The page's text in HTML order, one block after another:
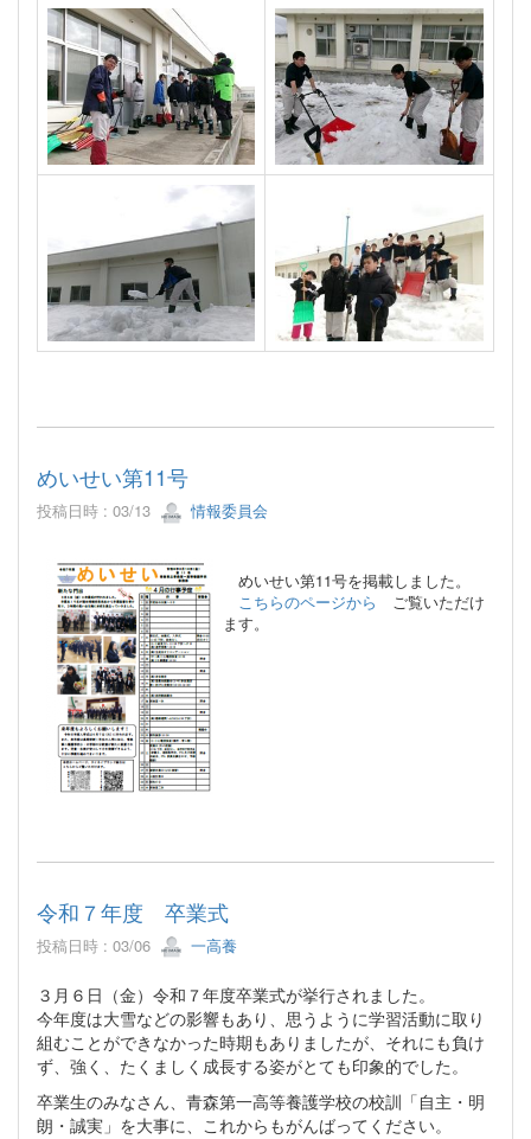
めいせい第11号
投稿日時 : 03/13 情報委員会
めいせい第11号を掲載しました。
こちらのページから
ご覧いただけ
ます。
令和７年度 卒業式
投稿日時 : 03/06 一高養
３月６日（金）令和７年度卒業式が挙行されました。
今年度は大雪などの影響もあり、思うように学習活動に取り
組むことができなかった時期もありましたが、それにも負け
ず、強く、たくましく成長する姿がとても印象的でした。
卒業生のみなさん、青森第一高等養護学校の校訓「自主・明
朗・誠実」を大事に、これからもがんばってください。